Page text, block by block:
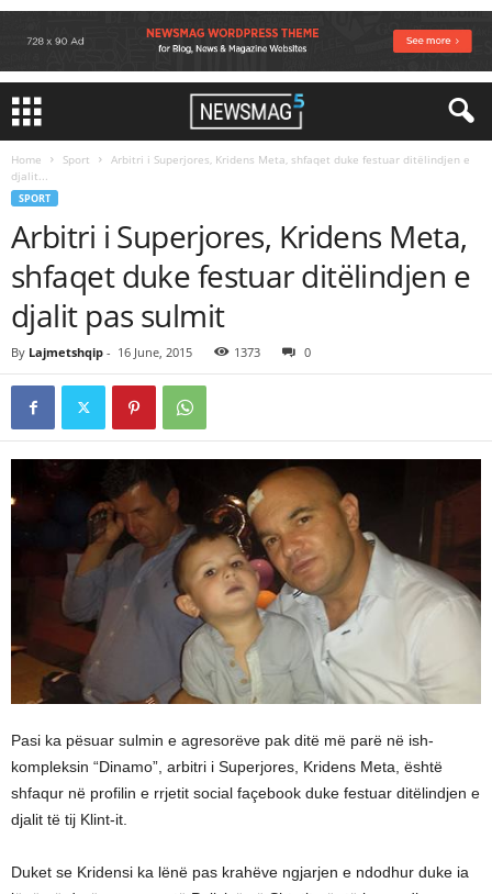
Home Sport
Arbitri i Superjores, Kridens Meta, shfaqet duke festuar ditëlindjen e
djalit...
SPORT
Arbitri i Superjores, Kridens Meta,
shfaqet duke festuar ditëlindjen e
djalit pas sulmit
By Lajmetshqip - 16 June, 2015 1373 0
Pasi ka pësuar sulmin e agresorëve pak ditë më parë në ish-
kompleksin “Dinamo”, arbitri i Superjores, Kridens Meta, është
shfaqur në profilin e rrjetit social façebook duke festuar ditëlindjen e
djalit të tij Klint-it.
Duket se Kridensi ka lënë pas krahëve ngjarjen e ndodhur duke ia